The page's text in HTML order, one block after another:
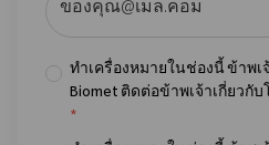
ทำเครื่องหมายในช่องนี้ ข้าพเ
Biomet ติดต่อข้าพเจ้าเกี่ยวกั
*